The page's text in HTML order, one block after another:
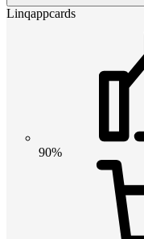
Linqappcards
90%